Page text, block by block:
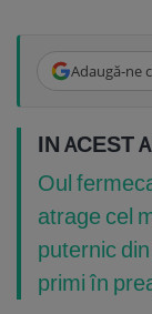
Adaugă-ne
IN ACEST
Oul
atrage cel
puternic
primi în